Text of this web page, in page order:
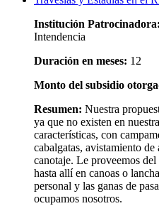
Institución Patrocinadora:
Intendencia
Duración en meses: 12
Monto del subsidio
Resumen: Nuestra
ya que no existen en
características, con
cabalgatas, avistamiento de
canotaje. Le proveemos
hasta allí en canoas o
personal y las ganas de
ocupamos nosotros.